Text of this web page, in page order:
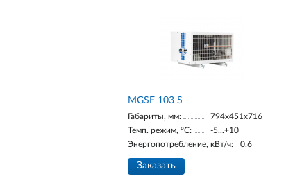
MGSF 103 S
Габариты, мм:
794x451x716
Темп. режим, °С:
-5...+10
Энергопотребление, кВт/ч:
0.6
Заказать